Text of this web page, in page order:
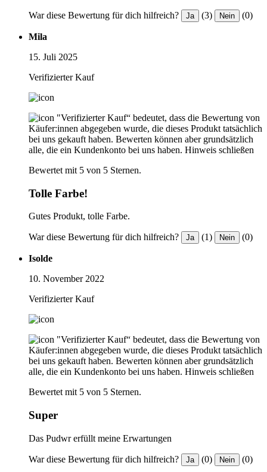
War diese Bewertung für dich hilfreich? Ja (3) Nein (0)
Mila
15. Juli 2025
Verifizierter Kauf
"Verifizierter Kauf“ bedeutet, dass die Bewertung von
Käufer:innen abgegeben wurde, die dieses Produkt tatsächlich
bei uns gekauft haben. Bewerten können aber grundsätzlich
alle, die ein Kundenkonto bei uns haben. Hinweis schließen
Bewertet mit 5 von 5 Sternen.
Tolle Farbe!
Gutes Produkt, tolle Farbe.
War diese Bewertung für dich hilfreich? Ja (1) Nein (0)
Isolde
10. November 2022
Verifizierter Kauf
"Verifizierter Kauf“ bedeutet, dass die Bewertung von
Käufer:innen abgegeben wurde, die dieses Produkt tatsächlich
bei uns gekauft haben. Bewerten können aber grundsätzlich
alle, die ein Kundenkonto bei uns haben. Hinweis schließen
Bewertet mit 5 von 5 Sternen.
Super
Das Pudwr erfüllt meine Erwartungen
War diese Bewertung für dich hilfreich? Ja (0) Nein (0)